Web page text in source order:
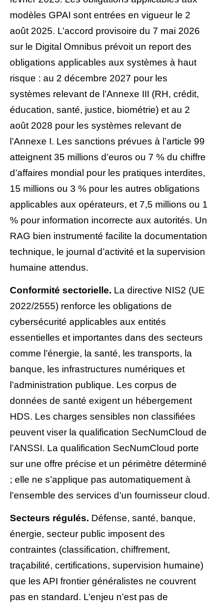
modèles GPAI sont entrées en vigueur le 2
août 2025. L’accord provisoire du 7 mai 2026
sur le Digital Omnibus prévoit un report des
obligations applicables aux systèmes à haut
risque : au 2 décembre 2027 pour les
systèmes relevant de l’Annexe III (RH, crédit,
éducation, santé, justice, biométrie) et au 2
août 2028 pour les systèmes relevant de
l’Annexe I. Les sanctions prévues à l’article 99
atteignent 35 millions d’euros ou 7 % du chiffre
d’affaires mondial pour les pratiques interdites,
15 millions ou 3 % pour les autres obligations
applicables aux opérateurs, et 7,5 millions ou 1
% pour information incorrecte aux autorités. Un
RAG bien instrumenté facilite la documentation
technique, le journal d’activité et la supervision
humaine attendus.
Conformité sectorielle. La directive NIS2 (UE
2022/2555) renforce les obligations de
cybersécurité applicables aux entités
essentielles et importantes dans des secteurs
comme l’énergie, la santé, les transports, la
banque, les infrastructures numériques et
l’administration publique. Les corpus de
données de santé exigent un hébergement
HDS. Les charges sensibles non classifiées
peuvent viser la qualification SecNumCloud de
l’ANSSI. La qualification SecNumCloud porte
sur une offre précise et un périmètre déterminé
; elle ne s’applique pas automatiquement à
l’ensemble des services d’un fournisseur cloud.
Secteurs régulés. Défense, santé, banque,
énergie, secteur public imposent des
contraintes (classification, chiffrement,
traçabilité, certifications, supervision humaine)
que les API frontier généralistes ne couvrent
pas en standard. L’enjeu n’est pas de